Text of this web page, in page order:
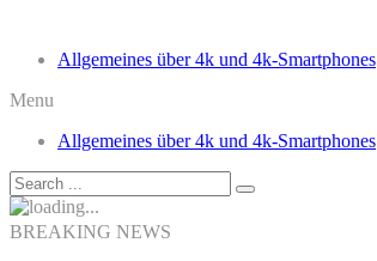
Allgemeines über 4k und 4k-Smartphones
Menu
Allgemeines über 4k und 4k-Smartphones
BREAKING NEWS